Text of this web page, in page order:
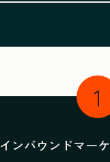
1
インバウンドマー